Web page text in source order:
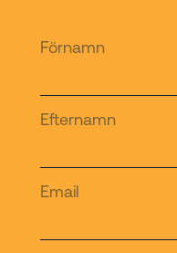
Förnamn
Efternamn
Email